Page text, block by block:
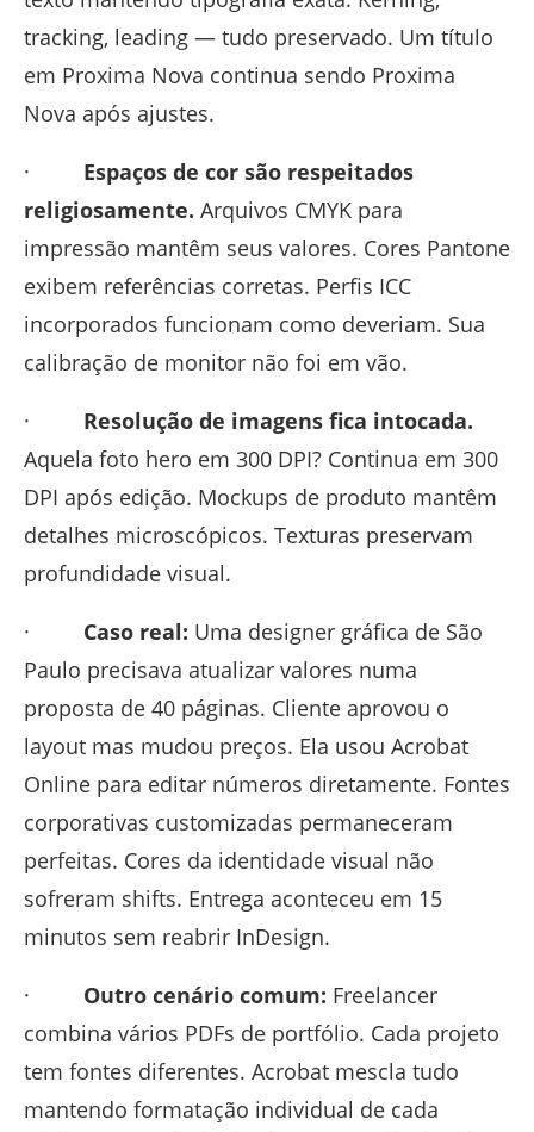
tracking, leading — tudo preservado. Um título
em Proxima Nova continua sendo Proxima
Nova após ajustes.
· Espaços de cor são respeitados
religiosamente. Arquivos CMYK para
impressão mantêm seus valores. Cores Pantone
exibem referências corretas. Perfis ICC
incorporados funcionam como deveriam. Sua
calibração de monitor não foi em vão.
· Resolução de imagens fica intocada.
Aquela foto hero em 300 DPI? Continua em 300
DPI após edição. Mockups de produto mantêm
detalhes microscópicos. Texturas preservam
profundidade visual.
· Caso real: Uma designer gráfica de São
Paulo precisava atualizar valores numa
proposta de 40 páginas. Cliente aprovou o
layout mas mudou preços. Ela usou Acrobat
Online para editar números diretamente. Fontes
corporativas customizadas permaneceram
perfeitas. Cores da identidade visual não
sofreram shifts. Entrega aconteceu em 15
minutos sem reabrir InDesign.
· Outro cenário comum: Freelancer
combina vários PDFs de portfólio. Cada projeto
tem fontes diferentes. Acrobat mescla tudo
mantendo formatação individual de cada